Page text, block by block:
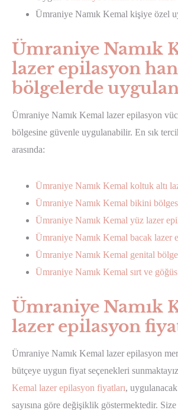
Ümraniye Namık Kemal kişiye özel
Ümraniye Namık
lazer epilasyon
bölgelerde
Ümraniye Namık Kemal lazer epilasyon
bölgesine güvenle uygulanabilir. En sık
arasında:
Ümraniye Namık Kemal koltuk altı
Ümraniye Namık Kemal bikini
Ümraniye Namık Kemal yüz lazer
Ümraniye Namık Kemal bacak lazer
Ümraniye Namık Kemal genital
Ümraniye Namık Kemal sırt ve
Ümraniye Namık
lazer epilasyon
Ümraniye Namık Kemal lazer epilasyon
bütçeye uygun fiyat seçenekleri
Kemal lazer epilasyon fiyatları,
sayısına göre değişiklik göstermektedir.